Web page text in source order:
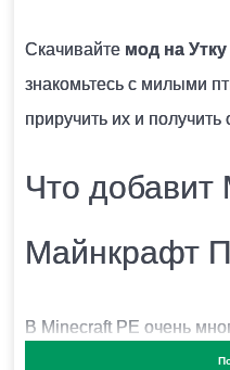
Скачивайте мод на
знакомьтесь с милыми
приручить их и получить
Что добавит
Майнкрафт
В Minecraft PE очень
героев, населяющих
Нежелательно,
конфликтовать между
КАК УСТАНОВИТЬ МОД НА
Модификация
МОЖНО ЛИ ЗАПУСТИТЬ